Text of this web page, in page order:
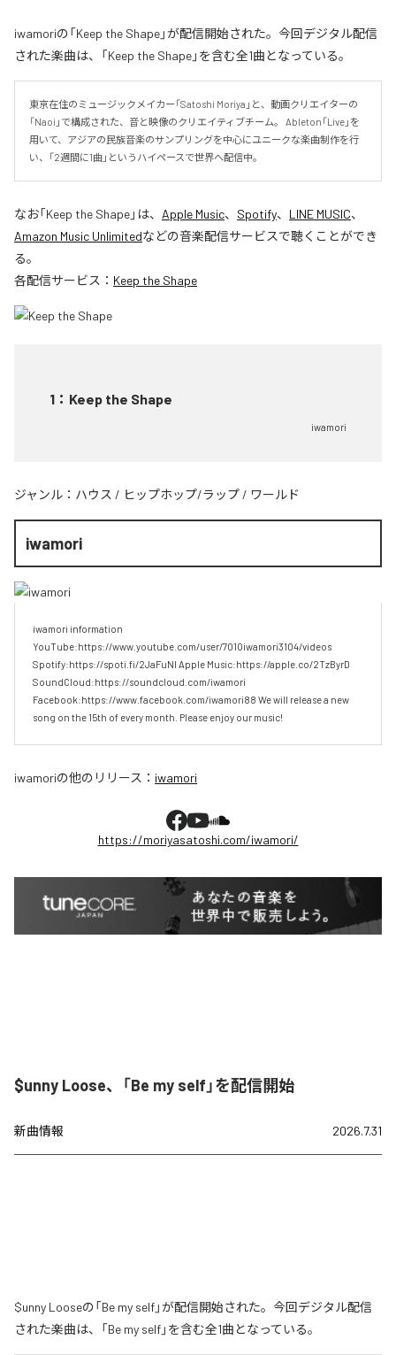
iwamoriの「Keep the Shape」が配信開始された。今回デジタル配信
された楽曲は、「Keep the Shape」を含む全1曲となっている。
東京在住のミュージックメイカー「Satoshi Moriya」と、動画クリエイターの
「Naoi」で構成された、音と映像のクリエイティブチーム。 Ableton「Live」を
用いて、アジアの民族音楽のサンプリングを中心にユニークな楽曲制作を行
い、「2週間に1曲」というハイペースで世界へ配信中。
なお「Keep the Shape」は、 Apple Music、 Spotify、 LINE MUSIC、
Amazon Music Unlimitedなどの音楽配信サービスで聴くことができ
る。
各配信サービス： Keep the Shape
1 ： Keep the Shape
iwamori
ジャンル： ハウス / ヒップホップ/ラップ / ワールド
iwamori
iwamori information
YouTube:https://www.youtube.com/user/7010iwamori3104/videos
Spotify:https://spoti.fi/2JaFuNl Apple Music:https://apple.co/2TzByrD
SoundCloud:https://soundcloud.com/iwamori
Facebook:https://www.facebook.com/iwamori88 We will release a new
song on the 15th of every month. Please enjoy our music!
iwamoriの他のリリース： iwamori
https://moriyasatoshi.com/iwamori/
$unny Loose、「Be my self」を配信開始
新曲情報 2026.7.31
$unny Looseの「Be my self」が配信開始された。今回デジタル配信
された楽曲は、「Be my self」を含む全1曲となっている。